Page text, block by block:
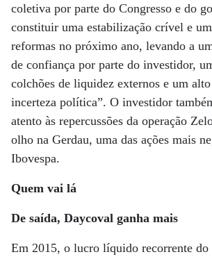
coletiva por parte do Congresso e do
constituir uma estabilização crível e
reformas no próximo ano, levando a
de confiança por parte do investidor,
colchões de liquidez externos e um
incerteza política”. O investidor
atento às repercussões da operação
olho na Gerdau, uma das ações mais
Ibovespa.
Quem vai lá
De saída, Daycoval ganha mais
Em 2015, o lucro líquido recorrente